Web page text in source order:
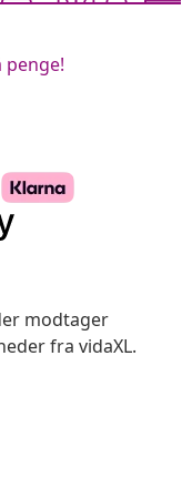
penge!
modtager
fra vidaXL.